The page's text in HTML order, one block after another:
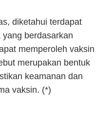
diketahui terdapat
berdasarkan
memperoleh vaksin
merupakan bentuk
keamanan dan
vaksin. (*)